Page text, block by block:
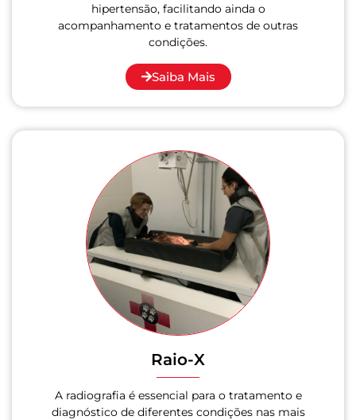
hipertensão, facilitando ainda o
acompanhamento e tratamentos de outras
condições.
Saiba Mais
Raio-X
A radiografia é essencial para o tratamento e
diagnóstico de diferentes condições nas mais